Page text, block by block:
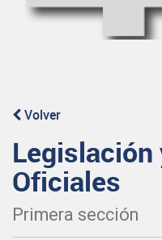
Volver
Legislación
Oficiales
Primera sección